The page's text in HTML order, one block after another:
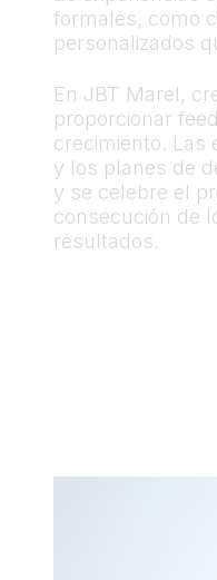
formales, como
personalizados
En JBT Marel,
proporcionar
crecimiento. Las
y los planes de
y se celebre el
consecución de
resultados.